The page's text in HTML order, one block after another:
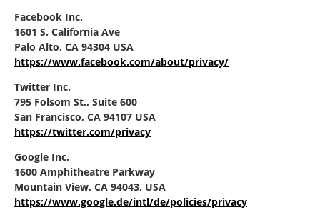
Facebook Inc.
1601 S. California Ave
Palo Alto, CA 94304 USA
https://www.facebook.com/about/privacy/
Twitter Inc.
795 Folsom St., Suite 600
San Francisco, CA 94107 USA
https://twitter.com/privacy
Google Inc.
1600 Amphitheatre Parkway
Mountain View, CA 94043, USA
https://www.google.de/intl/de/policies/privacy